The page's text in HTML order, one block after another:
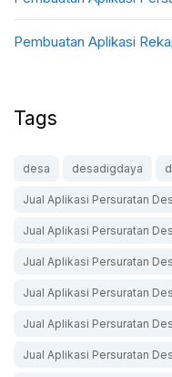
Pembuatan Aplikasi
Tags
desa desadigdaya
Jual Aplikasi Persuratan
Jual Aplikasi Persuratan
Jual Aplikasi Persuratan
Jual Aplikasi Persuratan
Jual Aplikasi Persuratan
Jual Aplikasi Persuratan